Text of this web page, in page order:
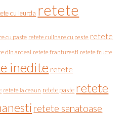
cu leurda retete
cu paste retete culinare cu peste retete
din ardeal retete frantuzesti retete fructe
inedite retete
retete la ceaun retete paste retete
retete sanatoase